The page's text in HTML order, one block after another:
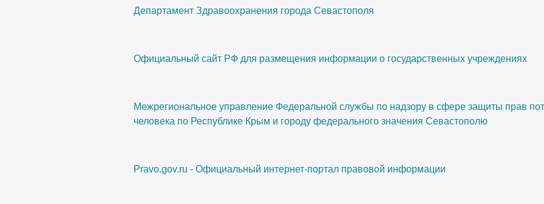
Департамент Здравоохранения города Севастополя
Официальный сайт РФ для размещения информации о государственных учреждениях
Межрегиональное управление Федеральной службы по надзору в сфере защиты прав
человека по Республике Крым и городу федерального значения Севастополю
Pravo.gov.ru - Официальный интернет-портал правовой информации